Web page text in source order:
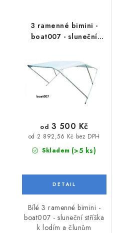
3 ramenné bimini -
boat007 - sluneční
člunům
Skladem (>5 ks)
od 2 892,56 Kč bez DPH
od 3 500 Kč
Bílé 3 ramenné bimini -
boat007 - sluneční stříška
k lodím a člunům